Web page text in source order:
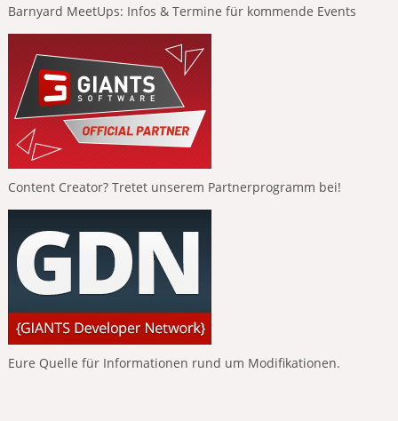
Barnyard MeetUps: Infos & Termine für kommende Events
Content Creator? Tretet unserem Partnerprogramm bei!
Eure Quelle für Informationen rund um Modifikationen.